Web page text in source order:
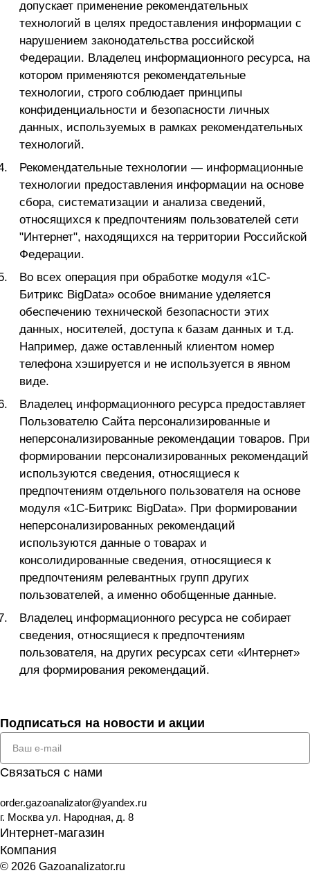
допускает применение рекомендательных
технологий в целях предоставления информации с
нарушением законодательства российской
Федерации. Владелец информационного ресурса, на
котором применяются рекомендательные
технологии, строго соблюдает принципы
конфиденциальности и безопасности личных
данных, используемых в рамках рекомендательных
технологий.
Рекомендательные технологии — информационные
технологии предоставления информации на основе
сбора, систематизации и анализа сведений,
относящихся к предпочтениям пользователей сети
"Интернет", находящихся на территории Российской
Федерации.
Во всех операция при обработке модуля «1C-
Битрикс BigData» особое внимание уделяется
обеспечению технической безопасности этих
данных, носителей, доступа к базам данных и т.д.
Например, даже оставленный клиентом номер
телефона хэшируется и не используется в явном
виде.
Владелец информационного ресурса предоставляет
Пользователю Сайта персонализированные и
неперсонализированные рекомендации товаров. При
формировании персонализированных рекомендаций
используются сведения, относящиеся к
предпочтениям отдельного пользователя на основе
модуля «1C-Битрикс BigData». При формировании
неперсонализированных рекомендаций
используются данные о товарах и
консолидированные сведения, относящиеся к
предпочтениям релевантных групп других
пользователей, а именно обобщенные данные.
Владелец информационного ресурса не собирает
сведения, относящиеся к предпочтениям
пользователя, на других ресурсах сети «Интернет»
для формирования рекомендаций.
Подписаться на новости и акции
Связаться с нами
order.gazoanalizator@yandex.ru
г. Москва ул. Народная, д. 8
Интернет-магазин
Компания
© 2026 Gazoanalizator.ru